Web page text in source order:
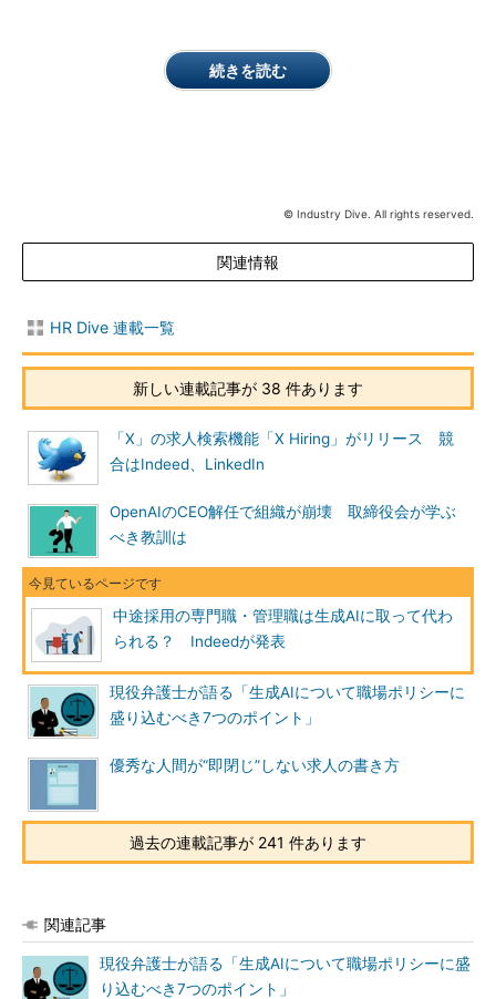
続きを読む
© Industry Dive. All rights reserved.
関連情報
HR Dive 連載一覧
新しい連載記事が 38 件あります
「X」の求人検索機能「X Hiring」がリリース 競
合はIndeed、LinkedIn
OpenAIのCEO解任で組織が崩壊 取締役会が学ぶ
べき教訓は
中途採用の専門職・管理職は生成AIに取って代わ
られる？ Indeedが発表
現役弁護士が語る「生成AIについて職場ポリシーに
盛り込むべき7つのポイント」
優秀な人間が“即閉じ”しない求人の書き方
過去の連載記事が 241 件あります
関連記事
現役弁護士が語る「生成AIについて職場ポリシーに盛
り込むべき7つのポイント」